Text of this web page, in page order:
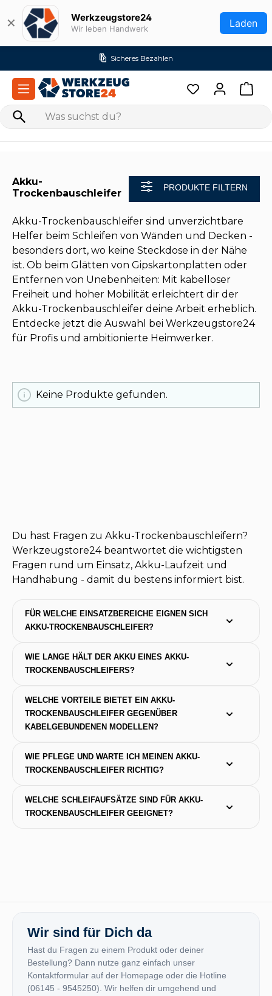
Zum Hauptinhalt springen
✕ Werkzeugstore24
Wir leben Handwerk Laden
Sicheres Bezahlen
Akku-
Trockenbauschleifer
PRODUKTE FILTERN
Akku-Trockenbauschleifer sind unverzichtbare
Helfer beim Schleifen von Wänden und Decken -
besonders dort, wo keine Steckdose in der Nähe
ist. Ob beim Glätten von Gipskartonplatten oder
Entfernen von Unebenheiten: Mit kabelloser
Freiheit und hoher Mobilität erleichtert dir der
Akku-Trockenbauschleifer deine Arbeit erheblich.
Entdecke jetzt die Auswahl bei Werkzeugstore24
für Profis und ambitionierte Heimwerker.
Keine Produkte gefunden.
Du hast Fragen zu Akku-Trockenbauschleifern?
Werkzeugstore24 beantwortet die wichtigsten
Fragen rund um Einsatz, Akku-Laufzeit und
Handhabung - damit du bestens informiert bist.
FÜR WELCHE EINSATZBEREICHE EIGNEN SICH
AKKU-TROCKENBAUSCHLEIFER?
WIE LANGE HÄLT DER AKKU EINES AKKU-
TROCKENBAUSCHLEIFERS?
WELCHE VORTEILE BIETET EIN AKKU-
TROCKENBAUSCHLEIFER GEGENÜBER
KABELGEBUNDENEN MODELLEN?
WIE PFLEGE UND WARTE ICH MEINEN AKKU-
TROCKENBAUSCHLEIFER RICHTIG?
WELCHE SCHLEIFAUFSÄTZE SIND FÜR AKKU-
TROCKENBAUSCHLEIFER GEEIGNET?
Wir sind für Dich da
Hast du Fragen zu einem Produkt oder deiner
Bestellung? Dann nutze ganz einfach unser
Kontaktformular auf der Homepage oder die Hotline
(06145 - 9545250). Wir helfen dir umgehend und